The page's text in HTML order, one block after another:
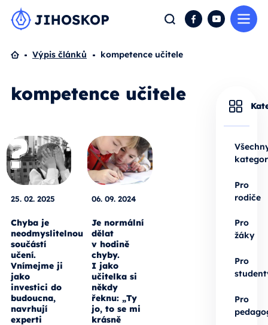
Hledat FacebookYouTube
Domů
Výpis článků kompetence učitele
kompetence učitele
25. 02. 2025
Chyba je
neodmyslitelnou
součástí
učení.
Vnímejme ji
jako
investici do
budoucna,
navrhují
experti
06. 09. 2024
Je normální
dělat
v hodině
chyby.
I jako
učitelka si
někdy
řeknu: „Ty
jo, to se mi
krásně
Pro
rodiče
Pro
žáky
Pro
Pro